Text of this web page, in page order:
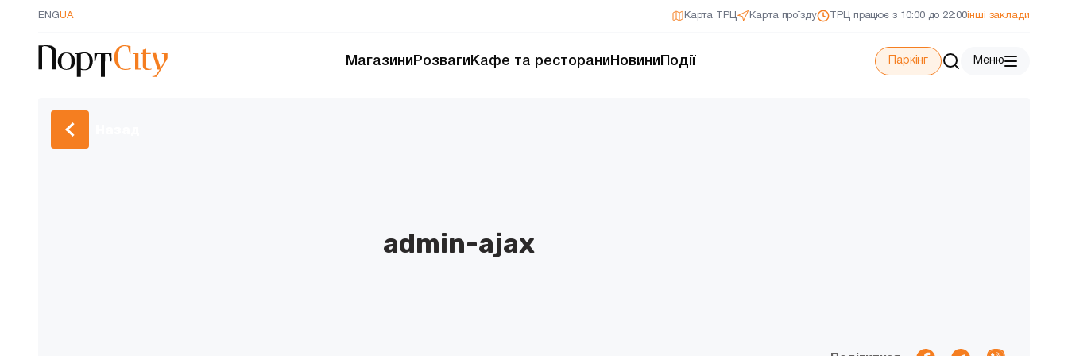
ENGUA Карта ТРЦ Карта проїзду ТРЦ працює з 10:00 до 22:00інші заклади
Магазини Розваги Кафе та ресторани Новини Події Паркінг Меню
admin-ajax